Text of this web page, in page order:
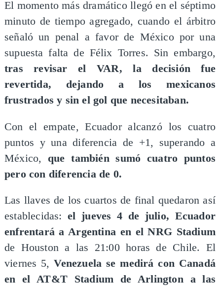
El momento más dramático llegó en el séptimo
minuto de tiempo agregado, cuando el árbitro
señaló un penal a favor de México por una
supuesta falta de Félix Torres. Sin embargo,
tras revisar el VAR, la decisión fue
revertida, dejando a los mexicanos
frustrados y sin el gol que necesitaban.
Con el empate, Ecuador alcanzó los cuatro
puntos y una diferencia de +1, superando a
México, que también sumó cuatro puntos
pero con diferencia de 0.
Las llaves de los cuartos de final quedaron así
establecidas:el jueves 4 de julio, Ecuador
enfrentará a Argentina en el NRG Stadium
de Houston a las 21:00 horas de Chile. El
viernes 5, Venezuela se medirá con Canadá
en el AT&T Stadium de Arlington a las